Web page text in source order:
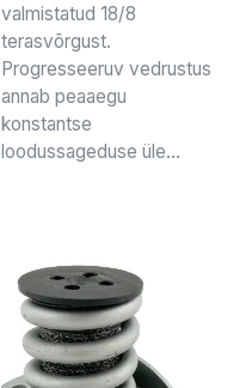
valmistatud 18/8
terasvõrgust.
Progresseeruv vedrustus
annab peaaegu
konstantse
loodussageduse üle...